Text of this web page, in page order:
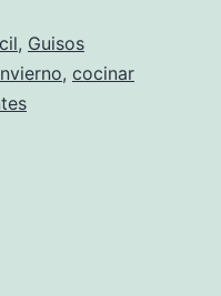
, Guisos
, cocinar